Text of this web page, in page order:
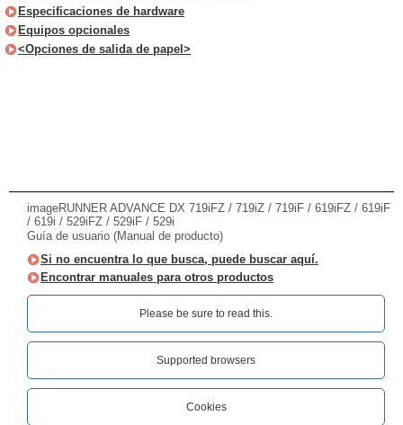
Especificaciones de hardware
Equipos opcionales
<Opciones de salida de papel>
imageRUNNER ADVANCE DX 719iFZ / 719iZ / 719iF / 619iFZ / 619iF
/ 619i / 529iFZ / 529iF / 529i
Guía de usuario (Manual de producto)
Si no encuentra lo que busca, puede buscar aquí.
Encontrar manuales para otros productos
Please be sure to read this.‎
Supported browsers
Cookies